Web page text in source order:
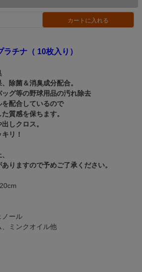
カートに入れる
チナ（ 10枚入り）
除菌＆消臭成分配合。
グ等の野球用品の汚れ除去
配合しているので
質感を保ちます。
しクロス。
リ！
りますので予めご了承ください。
ノール
ミンクオイル他